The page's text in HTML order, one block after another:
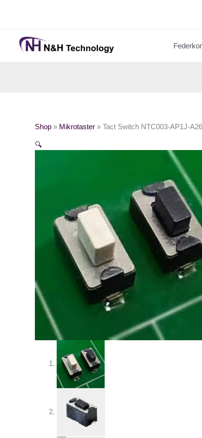
Shop » Mikrotaster » Tact Switch NTC003-AP1J-
🔍